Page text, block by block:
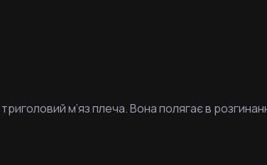
м’яз плеча. Вона полягає в